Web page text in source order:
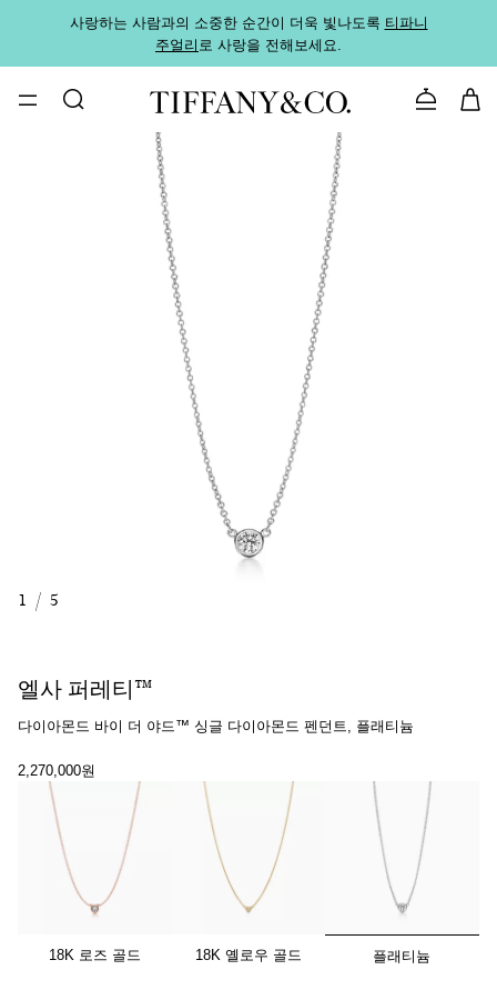
사랑하는 사람과의 소중한 순간이 더욱 빛나도록 티파니
주얼리로 사랑을 전해보세요.
문의하기
1 / 5
엘사 퍼레티™
다이아몬드 바이 더 야드™ 싱글 다이아몬드 펜던트, 플래티늄
2,270,000원
18K 로즈 골드 18K 옐로우 골드 선택됨
플래티늄